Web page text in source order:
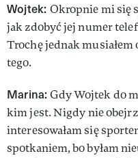
Wojtek: Okropnie mi się
jak zdobyć jej numer
Trochę jednak
tego.
Marina: Gdy Wojtek do
kim jest. Nigdy nie
interesowałam się
spotkaniem, bo byłam